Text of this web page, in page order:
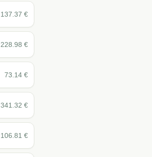
137.37 €
228.98 €
73.14 €
341.32 €
106.81 €